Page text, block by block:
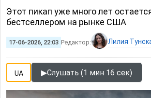
Этот пикап уже много лет
бестселлером на рынке США
17-06-2026, 22:03 Редактор: Лилия
UA ▶Слушать (1 мин 16 сек)